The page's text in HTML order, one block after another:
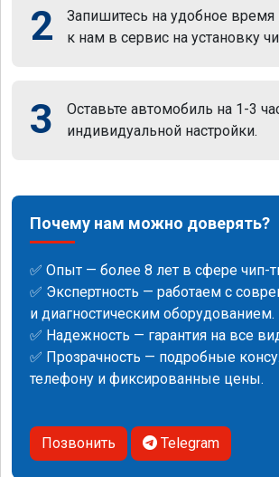
2
Запишитесь на удобное время
к нам в сервис на установку
3
Оставьте автомобиль на 1-3
индивидуальной настройки.
Почему нам можно доверять?
✅ Опыт — более 8 лет в сфере чип-
✅ Экспертность — работаем с
и диагностическим оборудованием.
✅ Надежность — гарантия на все
✅ Прозрачность — подробные
телефону и фиксированные цены.
Позвонить Telegram